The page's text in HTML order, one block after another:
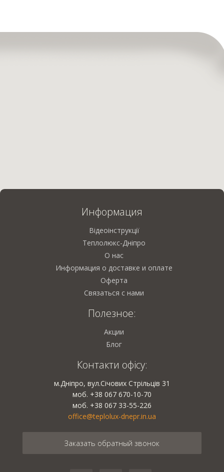
Информация
Відеоінструкції
Теплолюкс-Дніпро
О нас
Информация о доставке и оплате
Оферта
Связаться с нами
Полезное:
Акции
Блог
Контакти офісу:
м.Дніпро, вул.Січових Стрільців 31
моб. +38 067 670-10-70
моб. +38 067 33-55-226
office@teplolux-dnepr.in.ua
Заказать обратный звонок